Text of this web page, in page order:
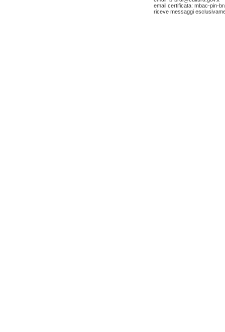
email certificata: mbac-pin-
riceve messaggi